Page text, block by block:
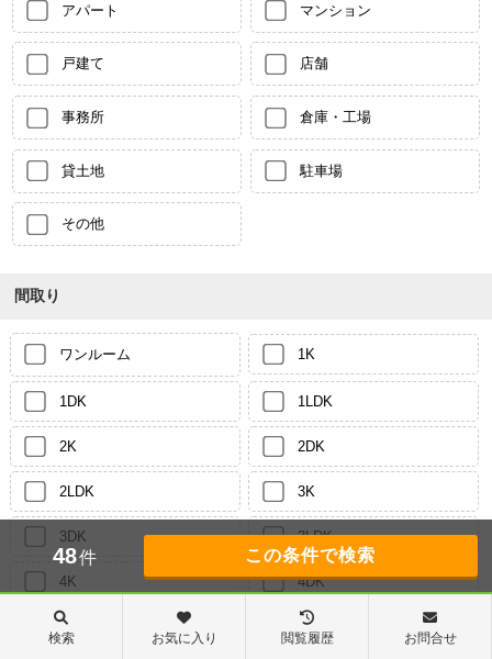
アパート マンション
戸建て 店舗
事務所 倉庫・工場
貸土地 駐車場
その他
間取り
ワンルーム 1K
1DK 1LDK
2K 2DK
2LDK 3K
3DK 3LDK
4K 4DK
4LDK それ以上
48件
検索 お気に入り 閲覧履歴 お問合せ